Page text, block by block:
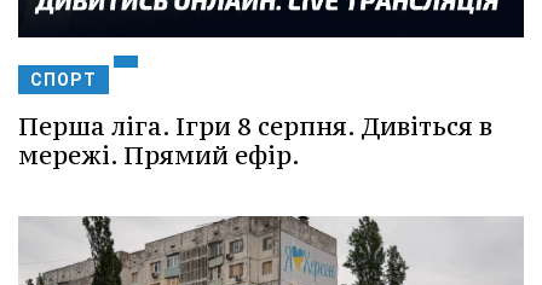
СПОРТ
Перша ліга. Ігри 8 серпня. Дивіться в
мережі. Прямий ефір.